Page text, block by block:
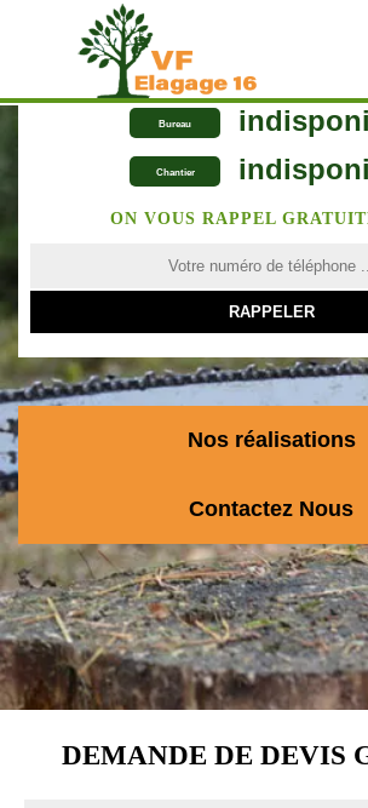
Bureau
Chantier
ON VOUS RAPPEL
Nos réalisations
Contactez Nous
DEMANDE DE DEVIS